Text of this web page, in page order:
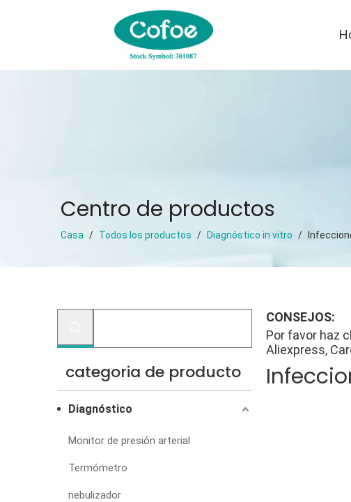
Centro de productos
Casa / Todos los productos / Diagnóstico in vitro /
categoria de producto
Diagnóstico
Monitor de presión arterial
Termómetro
nebulizador
CONSEJOS:
Por favor haz
Aliexpress,